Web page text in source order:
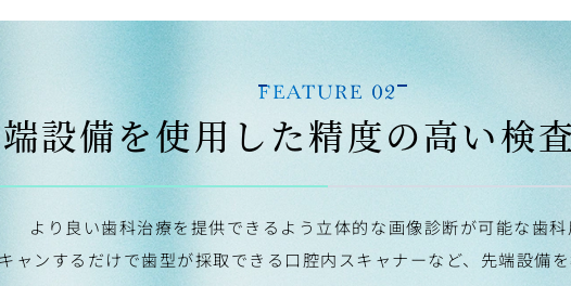
FEATURE 02
設備を使用した精度の高い検
より良い歯科治療を提供できるよう立体的な画像診断が可能な歯科
ャンするだけで歯型が採取できる口腔内スキャナーなど、先端設備を